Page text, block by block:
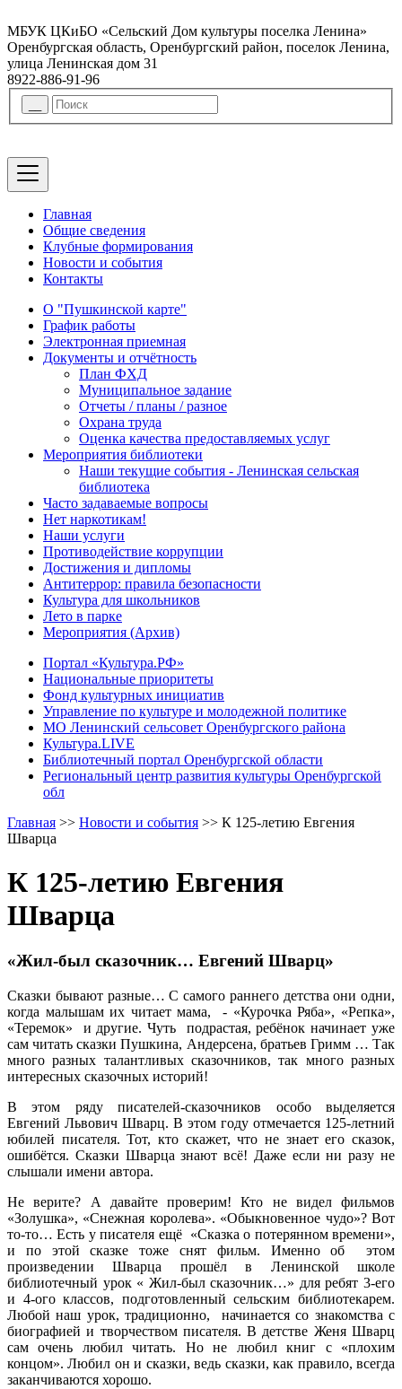
МБУК ЦКиБО «Сельский Дом культуры поселка Ленина»
Оренбургская область, Оренбургский район, поселок Ленина,
улица Ленинская дом 31
8922-886-91-96
Главная
Общие сведения
Клубные формирования
Новости и события
Контакты
О "Пушкинской карте"
График работы
Электронная приемная
Документы и отчётность
План ФХД
Муниципальное задание
Отчеты / планы / разное
Охрана труда
Оценка качества предоставляемых услуг
Мероприятия библиотеки
Наши текущие события - Ленинская сельская
библиотека
Часто задаваемые вопросы
Нет наркотикам!
Наши услуги
Противодействие коррупции
Достижения и дипломы
Антитеррор: правила безопасности
Культура для школьников
Лето в парке
Мероприятия (Архив)
Портал «Культура.РФ»
Национальные приоритеты
Фонд культурных инициатив
Управление по культуре и молодежной политике
МО Ленинский сельсовет Оренбургского района
Культура.LIVE
Библиотечный портал Оренбургской области
Региональный центр развития культуры Оренбургской
обл
Главная >> Новости и события >> К 125-летию Евгения
Шварца
К 125-летию Евгения
Шварца
«Жил-был сказочник… Евгений Шварц»
Сказки бывают разные… С самого раннего детства они одни,
когда малышам их читает мама, - «Курочка Ряба», «Репка»,
«Теремок» и другие. Чуть подрастая, ребёнок начинает уже
сам читать сказки Пушкина, Андерсена, братьев Гримм … Так
много разных талантливых сказочников, так много разных
интересных сказочных историй!
В этом ряду писателей-сказочников особо выделяется
Евгений Львович Шварц. В этом году отмечается 125-летний
юбилей писателя. Тот, кто скажет, что не знает его сказок,
ошибётся. Сказки Шварца знают всё! Даже если ни разу не
слышали имени автора.
Не верите? А давайте проверим! Кто не видел фильмов
«Золушка», «Снежная королева». «Обыкновенное чудо»? Вот
то-то… Есть у писателя ещё «Сказка о потерянном времени»,
и по этой сказке тоже снят фильм. Именно об этом
произведении Шварца прошёл в Ленинской школе
библиотечный урок « Жил-был сказочник…» для ребят 3-его
и 4-ого классов, подготовленный сельским библиотекарем.
Любой наш урок, традиционно, начинается со знакомства с
биографией и творчеством писателя. В детстве Женя Шварц
сам очень любил читать. Но не любил книг с «плохим
концом». Любил он и сказки, ведь сказки, как правило, всегда
заканчиваются хорошо.